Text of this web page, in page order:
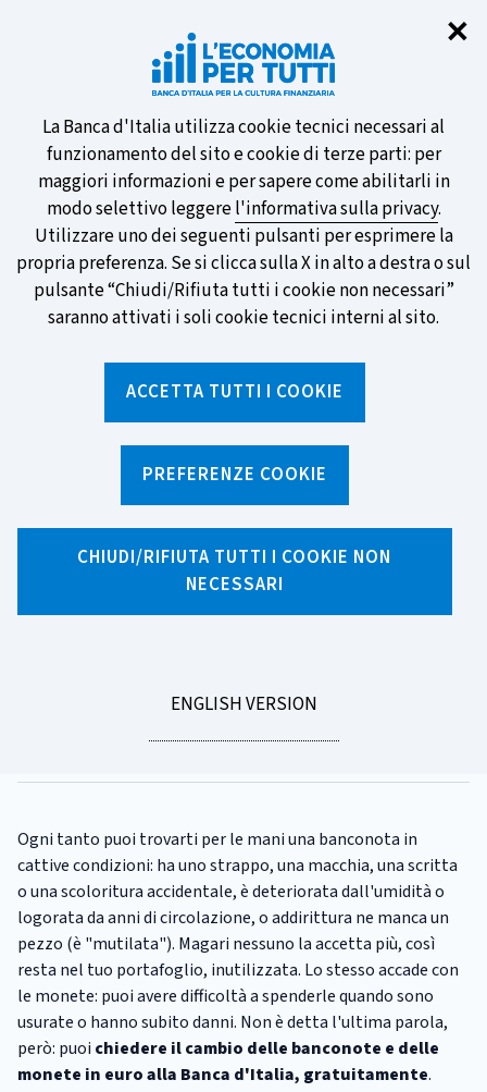
✕
Informativa
sui
cookie
La Banca d'Italia utilizza cookie tecnici necessari al
funzionamento del sito e cookie di terze parti: per
maggiori informazioni e per sapere come abilitarli in
modo selettivo leggerel'informativa sulla privacy.
Utilizzare uno dei seguenti pulsanti per esprimere la
propria preferenza. Se si clicca sulla X in alto a destra o sul
pulsante “Chiudi/Rifiuta tutti i cookie non necessari”
saranno attivati i soli cookie tecnici interni al sito.
ACCETTA TUTTI I COOKIE
PREFERENZE COOKIE
CHIUDI/RIFIUTA TUTTI I COOKIE NON
NECESSARI
GO
ENGLISH VERSION
Partecipa al sondaggio della BCE
sulle nuove banconote e vota la tua
preferita!
SCOPRI DI PIÙ
Facebook
LinkedinWhatsApp
Email
Ogni tanto puoi trovarti per le mani una banconota in
cattive condizioni: ha uno strappo, una macchia, una scritta
o una scoloritura accidentale, è deteriorata dall'umidità o
logorata da anni di circolazione, o addirittura ne manca un
pezzo (è "mutilata"). Magari nessuno la accetta più, così
resta nel tuo portafoglio, inutilizzata. Lo stesso accade con
le monete: puoi avere difficoltà a spenderle quando sono
usurate o hanno subito danni. Non è detta l'ultima parola,
però: puoi chiedere il cambio delle banconote e delle
monete in euro alla Banca d'Italia, gratuitamente.